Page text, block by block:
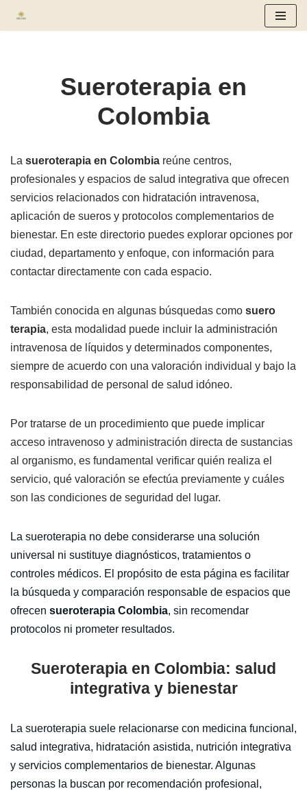
Sueroterapia en
Colombia
La sueroterapia en Colombia reúne centros,
profesionales y espacios de salud integrativa que ofrecen
servicios relacionados con hidratación intravenosa,
aplicación de sueros y protocolos complementarios de
bienestar. En este directorio puedes explorar opciones por
ciudad, departamento y enfoque, con información para
contactar directamente con cada espacio.
También conocida en algunas búsquedas como suero
terapia, esta modalidad puede incluir la administración
intravenosa de líquidos y determinados componentes,
siempre de acuerdo con una valoración individual y bajo la
responsabilidad de personal de salud idóneo.
Por tratarse de un procedimiento que puede implicar
acceso intravenoso y administración directa de sustancias
al organismo, es fundamental verificar quién realiza el
servicio, qué valoración se efectúa previamente y cuáles
son las condiciones de seguridad del lugar.
La sueroterapia no debe considerarse una solución
universal ni sustituye diagnósticos, tratamientos o
controles médicos. El propósito de esta página es facilitar
la búsqueda y comparación responsable de espacios que
ofrecen sueroterapia Colombia, sin recomendar
protocolos ni prometer resultados.
Sueroterapia en Colombia: salud
integrativa y bienestar
La sueroterapia suele relacionarse con medicina funcional,
salud integrativa, hidratación asistida, nutrición integrativa
y servicios complementarios de bienestar. Algunas
personas la buscan por recomendación profesional,